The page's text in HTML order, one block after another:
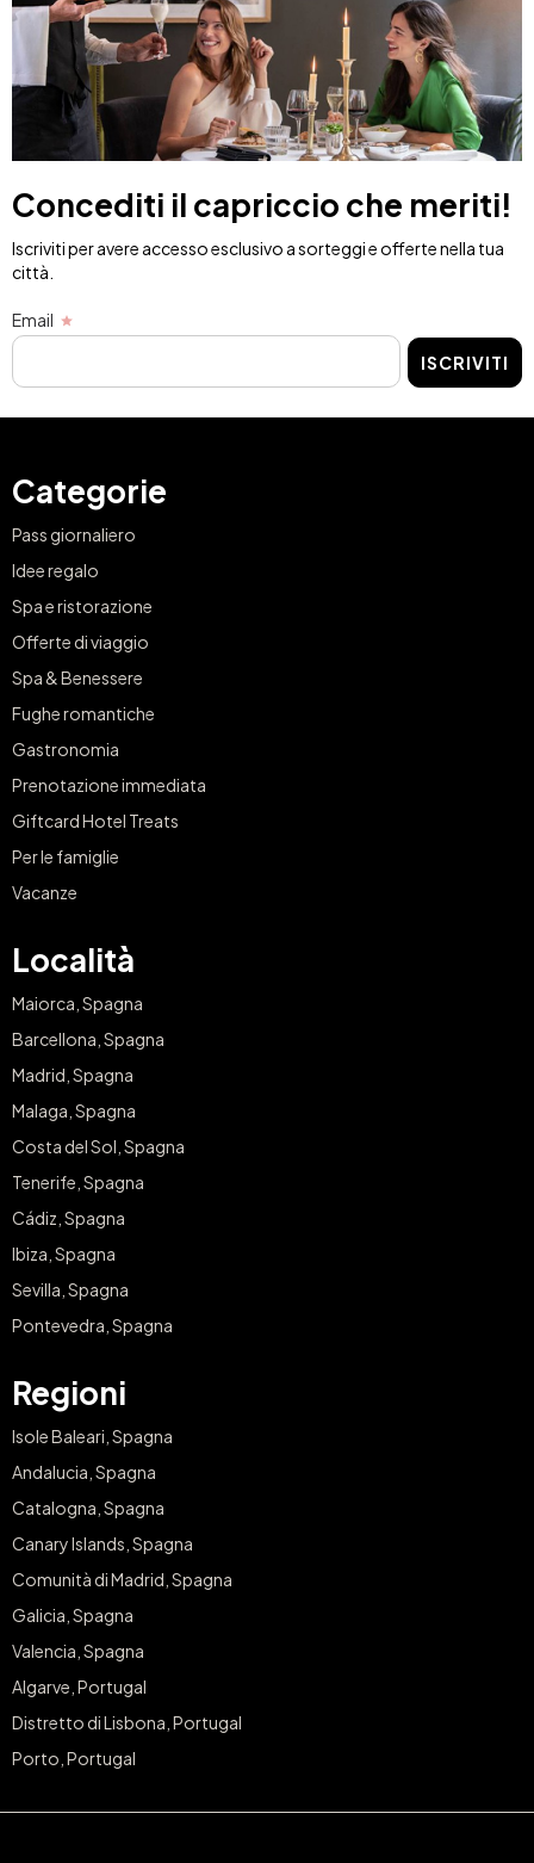
Concediti il capriccio che meriti!
Iscriviti per avere accesso esclusivo a sorteggi e offerte nella tua
città.
Email
ISCRIVITI
Categorie
Pass giornaliero
Idee regalo
Spa e ristorazione
Offerte di viaggio
Spa & Benessere
Fughe romantiche
Gastronomia
Prenotazione immediata
Giftcard Hotel Treats
Per le famiglie
Vacanze
Località
Maiorca, Spagna
Barcellona, Spagna
Madrid, Spagna
Malaga, Spagna
Costa del Sol, Spagna
Tenerife, Spagna
Cádiz, Spagna
Ibiza, Spagna
Sevilla, Spagna
Pontevedra, Spagna
Regioni
Isole Baleari, Spagna
Andalucia, Spagna
Catalogna, Spagna
Canary Islands, Spagna
Comunità di Madrid, Spagna
Galicia, Spagna
Valencia, Spagna
Algarve, Portugal
Distretto di Lisbona, Portugal
Porto, Portugal